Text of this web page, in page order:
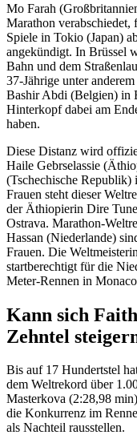
Mo Farah
Marathon verabschiedet,
Spiele in Tokio (Japan)
angekündigt. In Brüssel
Bahn und dem
37-Jährige unter
Bashir Abdi (Belgien) in
Hinterkopf dabei am
haben.
Diese Distanz wird
Haile Gebrselassie
(Tschechische Republik)
Frauen steht dieser
der Äthiopierin Dire
Ostrava. Marathon-
Hassan (Niederlande)
Frauen. Die
startberechtigt für die
Meter-Rennen in
Kann sich
Zehntel
Bis auf 17 Hundertstel
dem Weltrekord über
Masterkova (2:28,98
die Konkurrenz im
als Nachteil rausstellen.